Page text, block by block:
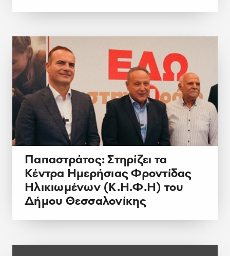
Παπαστράτος: Στηρίζει τα
Κέντρα Ημερήσιας Φροντίδας
Ηλικιωμένων (Κ.Η.Φ.Η) του
Δήμου Θεσσαλονίκης